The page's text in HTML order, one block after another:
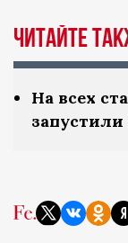
Читайте
На всех